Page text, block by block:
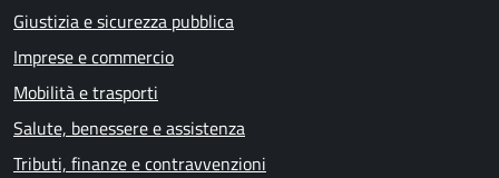
Giustizia e sicurezza pubblica
Imprese e commercio
Mobilità e trasporti
Salute, benessere e assistenza
Tributi, finanze e contravvenzioni